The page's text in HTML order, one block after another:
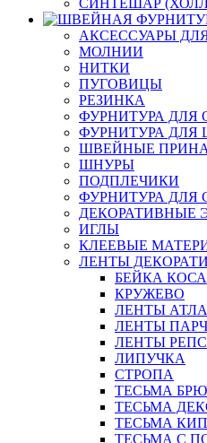
СИНТЕШАР
АКСЕССУАРЫ
МОЛНИИ
НИТКИ
ПУГОВИЦЫ
РЕЗИНКА
ФУРНИТУРА ДЛЯ
ФУРНИТУРА ДЛЯ
ШВЕЙНЫЕ
ШНУРЫ
ПОДПЛЕЧИКИ
ФУРНИТУРА ДЛЯ
ДЕКОРАТИВНЫЕ
ИГЛЫ
КЛЕЕВЫЕ
ЛЕНТЫ
БЕЙКА
КРУЖЕВО
ЛЕНТЫ
ЛЕНТЫ
ЛЕНТЫ
ЛИПУЧКА
СТРОПА
ТЕСЬМА
ТЕСЬМА
ТЕСЬМА
ТЕСЬМА С